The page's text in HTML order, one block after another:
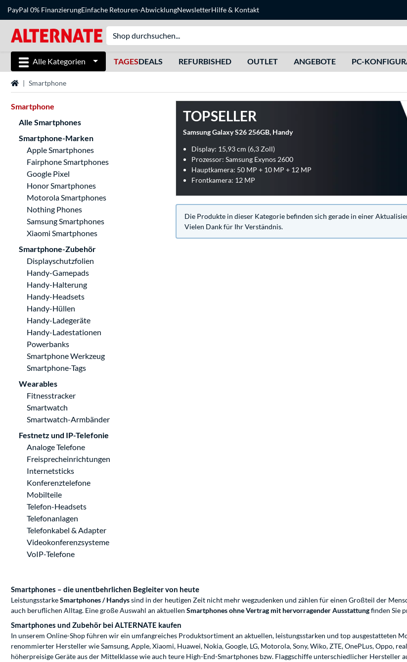
PayPal 0% FinanzierungEinfache Retouren-AbwicklungNewsletterHilfe& Kontakt
Alle Kategorien TAGESDEALS REFURBISHED OUTLET ANGEBOTE PC-
StartseiteSmartphone
Smartphone
Alle Smartphones
Smartphone-Marken
Apple Smartphones
Fairphone Smartphones
Google Pixel
Honor Smartphones
Motorola Smartphones
Nothing Phones
Samsung Smartphones
Xiaomi Smartphones
Smartphone-Zubehör
Displayschutzfolien
Handy-Gamepads
Handy-Halterung
Handy-Headsets
Handy-Hüllen
Handy-Ladegeräte
Handy-Ladestationen
Powerbanks
Smartphone Werkzeug
Smartphone-Tags
Wearables
Fitnesstracker
Smartwatch
Smartwatch-Armbänder
Festnetz und IP-Telefonie
Analoge Telefone
Freisprecheinrichtungen
Internetsticks
Konferenztelefone
Mobilteile
Telefon-Headsets
Telefonanlagen
Telefonkabel & Adapter
Videokonferenzsysteme
VoIP-Telefone
TOPSELLER
Samsung Galaxy S26 256GB, Handy
Display: 15,93 cm (6,3 Zoll)
Prozessor: Samsung Exynos 2600
Hauptkamera: 50 MP + 10 MP + 12 MP
Frontkamera: 12 MP
Die Produkte in dieser Kategorie befinden sich gerade in einer
Vielen Dank für Ihr Verständnis.
Smartphones – die unentbehrlichen Begleiter von heute
LeistungsstarkeSmartphones / Handyssind in der heutigen Zeit nicht mehr wegzudenken und zählen für einen Großteil der
auch beruflichen Alltag. Eine große Auswahl an aktuellen Smartphones ohne Vertrag mit hervorragender Ausstattungfinden Sie
Smartphones und Zubehör bei ALTERNATE kaufen
In unserem Online-Shop führen wir ein umfangreiches Produktsortiment an aktuellen, leistungsstarken und top ausgestatteten
renommierter Hersteller wie Samsung, Apple, Xiaomi, Huawei, Nokia, Google, LG, Motorola, Sony, Wiko, ZTE, OnePLus, Oppo,
höherpreisige Geräte aus der Mittelklasse wie auch teure High-End-Smartphones bzw. Flaggschiffe unterschiedlicher Hersteller